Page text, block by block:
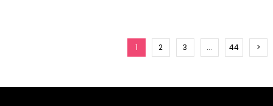
1 2 3 ... 44 >